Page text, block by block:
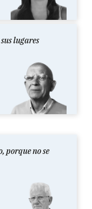
lugares
porque no se